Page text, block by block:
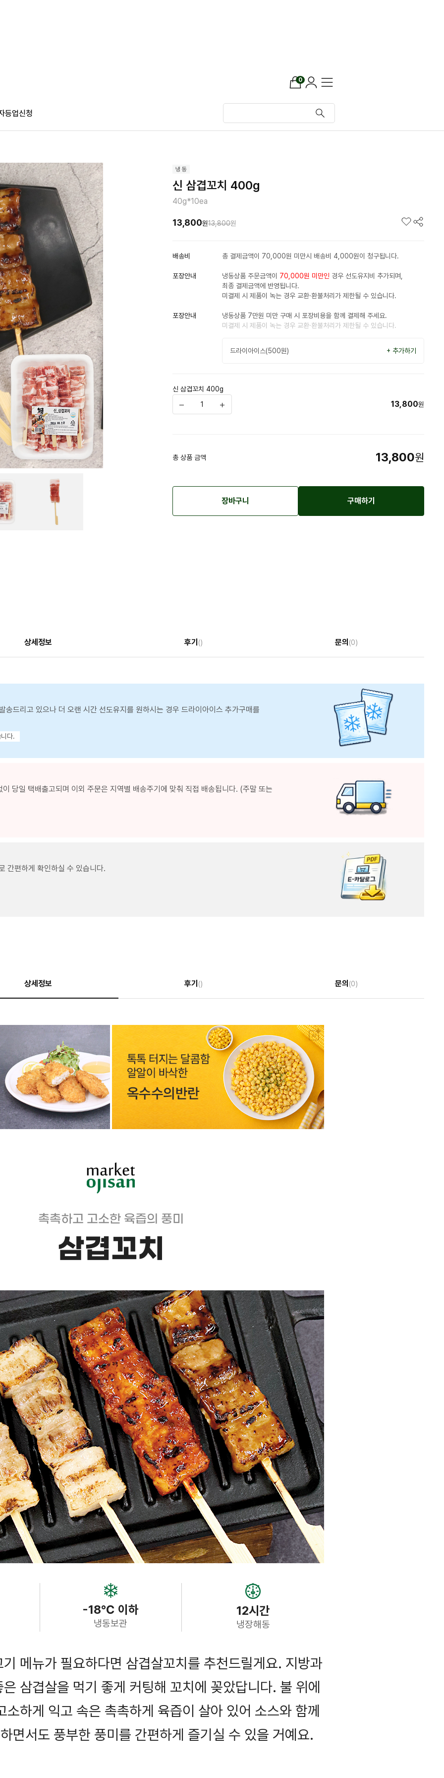
0
등업신청
신 삼겹꼬치 400g
40g*10ea
13,800원13,800원
배송비 총 결제금액이 70,000원 미만시 배송비 4,000원이 청구됩니다.
포장안내 냉동상품 주문금액이 70,000원 미만인 경우 선도유지비 추가되며,
최종 결제금액에 반영됩니다.
미결제 시 제품이 녹는 경우 교환·환불처리가 제한될 수 있습니다.
포장안내
냉동상품 7만원 미만 구매 시 포장비용을 함께 결제해 주세요.
미결제 시 제품이 녹는 경우 교환·환불처리가 제한될 수 있습니다.
드라이아이스(500원) + 추가하기
신 삼겹꼬치 400g
13,800원
총 상품 금액 13,800원
장바구니 구매하기
상세정보 후기 () 문의 (0)
드리고 있으나 더 오랜 시간 선도유지를 원하시는 경우 드라이아이스 추가구매를
다.
당일 택배출고되며 이외 주문은 지역별 배송주기에 맞춰 직접 배송됩니다. (주말 또는
간편하게 확인하실 수 있습니다.
상세정보 후기 () 문의 (0)
촉촉하고 고소한 육즙의 풍미
삼겹꼬치
-18℃ 이하
냉동보관
12시간
냉장해동
메뉴가 필요하다면 삼겹살꼬치를 추천드릴게요. 지방과
삼겹살을 먹기 좋게 커팅해 꼬치에 꽂았답니다. 불 위에
소하게 익고 속은 촉촉하게 육즙이 살아 있어 소스와 함께
면서도 풍부한 풍미를 간편하게 즐기실 수 있을 거예요.